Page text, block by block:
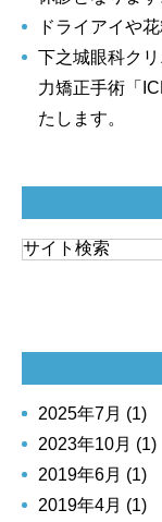
ドライアイや
下之城眼科ク
力矯正手術「
たします。
2025年7月 (1)
2023年10月 (1)
2019年6月 (1)
2019年4月 (1)